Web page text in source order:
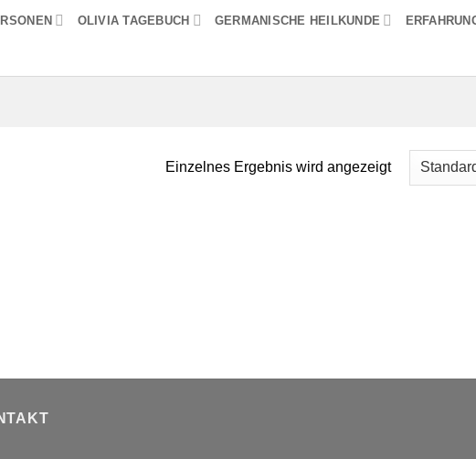
OLIVIA TAGEBUCH GERMANISCHE HEILKUNDE
Einzelnes Ergebnis wird angezeigt